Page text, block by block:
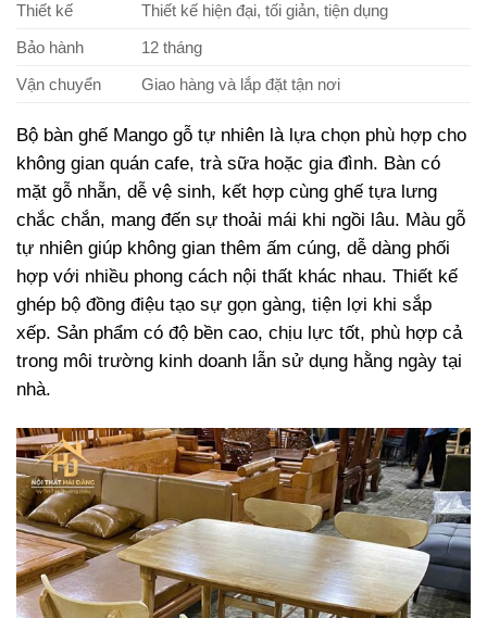
Thiết kế
Thiết kế hiện đại, tối giản, tiện dụng
Bảo hành
12 tháng
Vận chuyển
Giao hàng và lắp đặt tận nơi
Bộ bàn ghế Mango gỗ tự nhiên là lựa chọn phù hợp cho
không gian quán cafe, trà sữa hoặc gia đình. Bàn có
mặt gỗ nhẵn, dễ vệ sinh, kết hợp cùng ghế tựa lưng
chắc chắn, mang đến sự thoải mái khi ngồi lâu. Màu gỗ
tự nhiên giúp không gian thêm ấm cúng, dễ dàng phối
hợp với nhiều phong cách nội thất khác nhau. Thiết kế
ghép bộ đồng điệu tạo sự gọn gàng, tiện lợi khi sắp
xếp. Sản phẩm có độ bền cao, chịu lực tốt, phù hợp cả
trong môi trường kinh doanh lẫn sử dụng hằng ngày tại
nhà.